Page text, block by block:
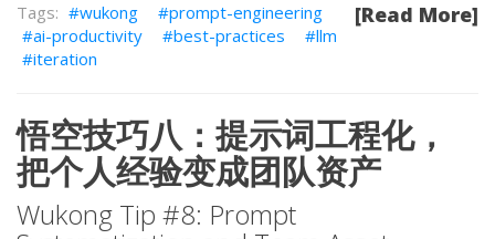
[Read More]
wukong
prompt-engineering
ai-productivity
best-practices
llm
iteration
悟空技巧八：提示词工程化，
把个人经验变成团队资产
Wukong Tip #8: Prompt